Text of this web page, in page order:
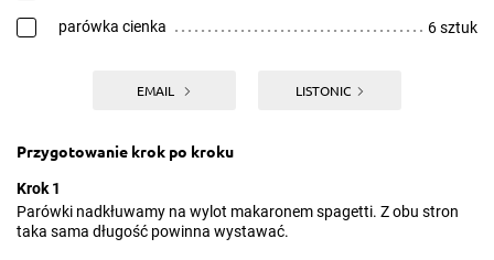
parówka cienka 6 sztuk
EMAIL LISTONIC
Przygotowanie krok po kroku
Krok 1
Parówki nadkłuwamy na wylot makaronem spagetti. Z obu stron
taka sama długość powinna wystawać.